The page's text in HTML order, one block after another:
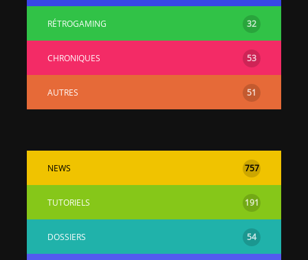
RÉTROGAMING 32
CHRONIQUES 53
AUTRES 51
NEWS 757
TUTORIELS 191
DOSSIERS 54